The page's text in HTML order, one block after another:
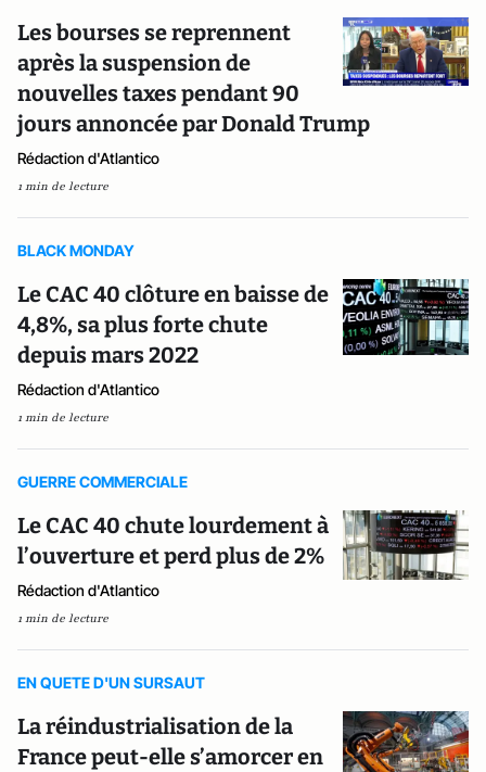
Les bourses se reprennent
après la suspension de
nouvelles taxes pendant 90
jours annoncée par Donald Trump
Rédaction d'Atlantico
1 min de lecture
BLACK MONDAY
Le CAC 40 clôture en baisse de
4,8%, sa plus forte chute
depuis mars 2022
Rédaction d'Atlantico
1 min de lecture
GUERRE COMMERCIALE
Le CAC 40 chute lourdement à
l’ouverture et perd plus de 2%
Rédaction d'Atlantico
1 min de lecture
EN QUETE D'UN SURSAUT
La réindustrialisation de la
France peut-elle s’amorcer en